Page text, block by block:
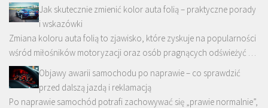
Jak skutecznie zmienić kolor auta folią – praktyczne porady
i wskazówki
Zmiana koloru auta folią to zjawisko, które zyskuje na popularności
wśród miłośników motoryzacji oraz osób pragnących odświeżyć …
Objawy awarii samochodu po naprawie – co sprawdzić
przed dalszą jazdą i reklamacją
Po naprawie samochód potrafi zachowywać się „prawie normalnie”,